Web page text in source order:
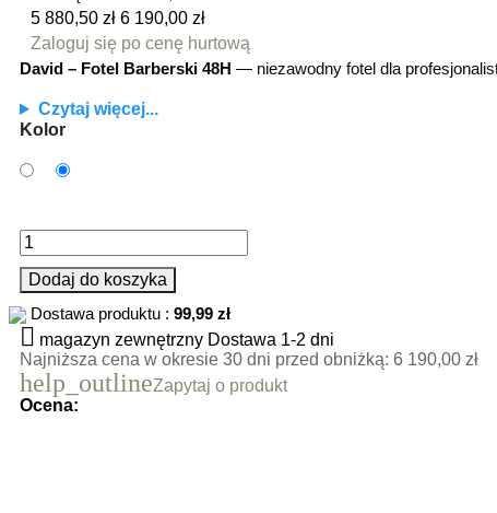
5 880,50 zł 6 190,00 zł
Zaloguj się po cenę hurtową
David – Fotel Barberski 48H — niezawodny fotel dla
Czytaj więcej...
Kolor
Dodaj do koszyka
Dostawa produktu : 99,99 zł
 magazyn zewnętrzny Dostawa 1-2 dni
Najniższa cena w okresie 30 dni przed obniżką: 6 190,00 zł
help_outlineZapytaj o produkt
Ocena: